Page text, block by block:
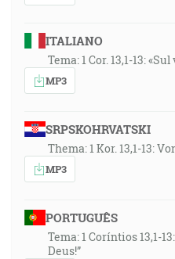
ITALIANO
Tema: 1 Cor. 13,1-13:
MP3
SRPSKOHRVATSKI
Thema: 1 Kor. 13,1-13:
MP3
PORTUGUÊS
Tema: 1 Coríntios 13,1-
Deus!”